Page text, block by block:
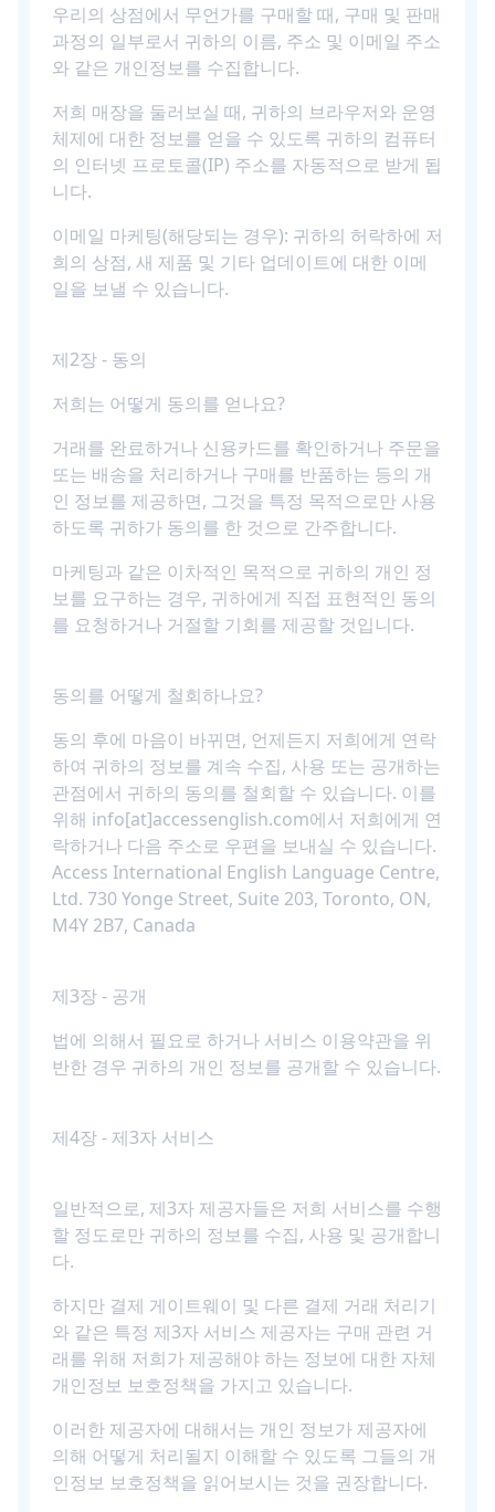
우리의 상점에서 무언가를 구매할 때, 구매 및 판매
과정의 일부로서 귀하의 이름, 주소 및 이메일 주소
와 같은 개인정보를 수집합니다.
저희 매장을 둘러보실 때, 귀하의 브라우저와 운영
체제에 대한 정보를 얻을 수 있도록 귀하의 컴퓨터
의 인터넷 프로토콜(IP) 주소를 자동적으로 받게 됩
니다.
이메일 마케팅(해당되는 경우): 귀하의 허락하에 저
희의 상점, 새 제품 및 기타 업데이트에 대한 이메
일을 보낼 수 있습니다.
제2장 - 동의
저희는 어떻게 동의를 얻나요?
거래를 완료하거나 신용카드를 확인하거나 주문을
또는 배송을 처리하거나 구매를 반품하는 등의 개
인 정보를 제공하면, 그것을 특정 목적으로만 사용
하도록 귀하가 동의를 한 것으로 간주합니다.
마케팅과 같은 이차적인 목적으로 귀하의 개인 정
보를 요구하는 경우, 귀하에게 직접 표현적인 동의
를 요청하거나 거절할 기회를 제공할 것입니다.
동의를 어떻게 철회하나요?
동의 후에 마음이 바뀌면, 언제든지 저희에게 연락
하여 귀하의 정보를 계속 수집, 사용 또는 공개하는
관점에서 귀하의 동의를 철회할 수 있습니다. 이를
위해 info[at]accessenglish.com에서 저희에게 연
락하거나 다음 주소로 우편을 보내실 수 있습니다.
Access International English Language Centre,
Ltd. 730 Yonge Street, Suite 203, Toronto, ON,
M4Y 2B7, Canada
제3장 - 공개
법에 의해서 필요로 하거나 서비스 이용약관을 위
반한 경우 귀하의 개인 정보를 공개할 수 있습니다.
제4장 - 제3자 서비스
일반적으로, 제3자 제공자들은 저희 서비스를 수행
할 정도로만 귀하의 정보를 수집, 사용 및 공개합니
다.
하지만 결제 게이트웨이 및 다른 결제 거래 처리기
와 같은 특정 제3자 서비스 제공자는 구매 관련 거
래를 위해 저희가 제공해야 하는 정보에 대한 자체
개인정보 보호정책을 가지고 있습니다.
이러한 제공자에 대해서는 개인 정보가 제공자에
의해 어떻게 처리될지 이해할 수 있도록 그들의 개
인정보 보호정책을 읽어보시는 것을 권장합니다.